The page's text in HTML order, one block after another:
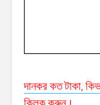
দানকর কত টাকা,